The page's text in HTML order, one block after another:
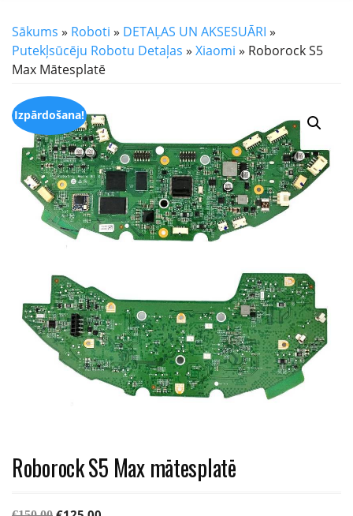
Sākums » Roboti » DETAĻAS UN AKSESUĀRI »
Putekļsūcēju Robotu Detaļas » Xiaomi » Roborock S5
Max Mātesplatē
Izpārdošana!
Roborock S5 Max mātesplatē